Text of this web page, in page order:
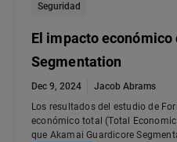
Seguridad
El impacto
Segmentation
Dec 9, 2024
Jacob Abrams
Los resultados del estudio de
económico total (Total
que Akamai Guardicore